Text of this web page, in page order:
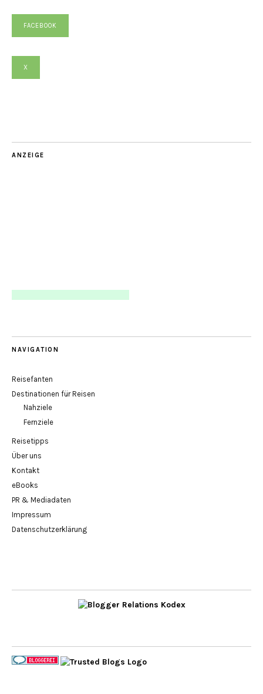
FACEBOOK
X
ANZEIGE
NAVIGATION
Reisefanten
Destinationen für Reisen
Nahziele
Fernziele
Reisetipps
Über uns
Kontakt
eBooks
PR & Mediadaten
Impressum
Datenschutzerklärung